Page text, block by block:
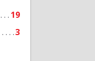
19
3